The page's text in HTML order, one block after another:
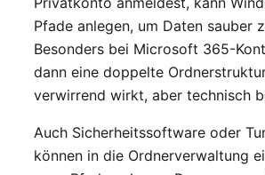
Pfade anlegen, um Daten sauber
Besonders bei Microsoft 365-
dann eine doppelte
verwirrend wirkt, aber technisch
Auch Sicherheitssoftware oder
können in die Ordnerverwaltung